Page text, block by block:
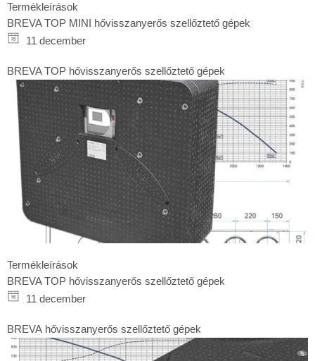
Termékleírások
BREVA TOP MINI hővisszanyerős szellőztető gépek
11 december
BREVA TOP hővisszanyerős szellőztető gépek
Termékleírások
BREVA TOP hővisszanyerős szellőztető gépek
11 december
BREVA hővisszanyerős szellőztető gépek